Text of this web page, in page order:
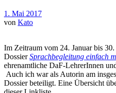
1. Mai 2017
von Kato
Im Zeitraum vom 24. Januar bis
DossierSprachbegleitung einfach
ehrenamtliche DaF-LehrerInnen
Auch ich war als Autorin am
Dossier beteiligt. Eine Übersicht